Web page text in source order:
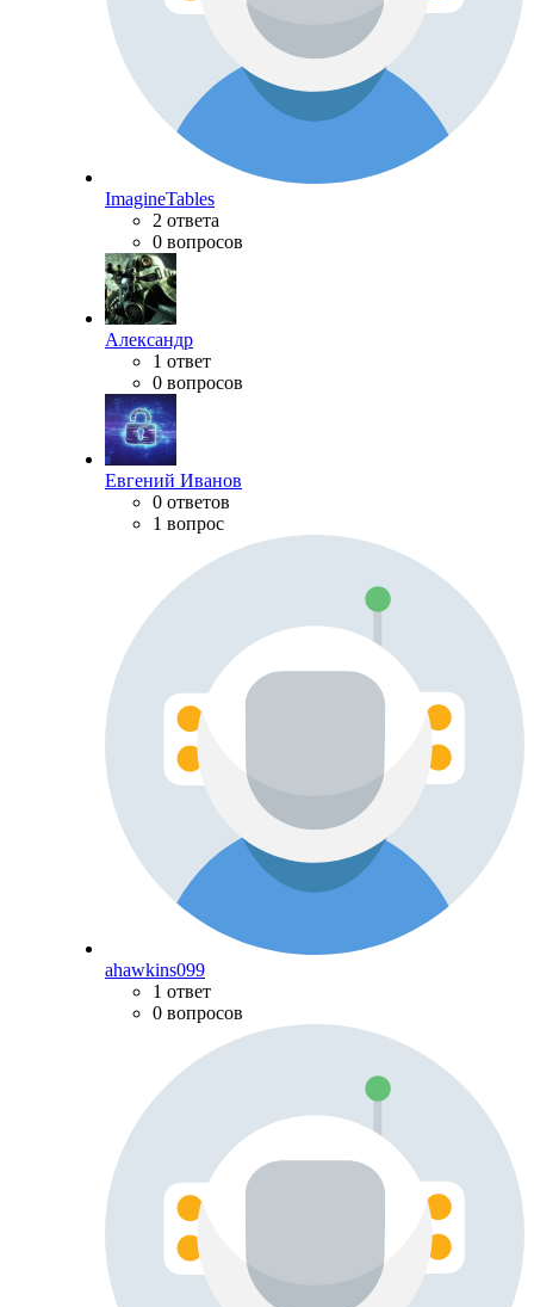
ImagineTables
2 ответа
0 вопросов
Александр
1 ответ
0 вопросов
Евгений Иванов
0 ответов
1 вопрос
ahawkins099
1 ответ
0 вопросов